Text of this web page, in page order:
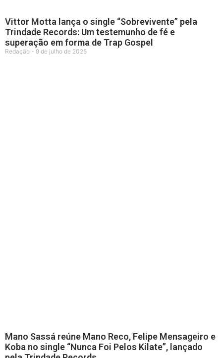
Vittor Motta lança o single “Sobrevivente” pela
Trindade Records: Um testemunho de fé e
superação em forma de Trap Gospel
Redação 9 de julho de 2025
Mano Sassá reúne Mano Reco, Felipe Mensageiro e
Koba no single “Nunca Foi Pelos Kilate”, lançado